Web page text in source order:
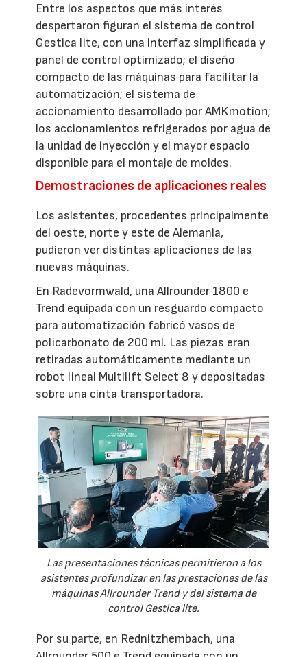
Entre los aspectos que más interés
despertaron figuran el sistema de control
Gestica lite, con una interfaz simplificada y
panel de control optimizado; el diseño
compacto de las máquinas para facilitar la
automatización; el sistema de
accionamiento desarrollado por AMKmotion;
los accionamientos refrigerados por agua de
la unidad de inyección y el mayor espacio
disponible para el montaje de moldes.
Demostraciones de aplicaciones reales
Los asistentes, procedentes principalmente
del oeste, norte y este de Alemania,
pudieron ver distintas aplicaciones de las
nuevas máquinas.
En Radevormwald, una Allrounder 1800 e
Trend equipada con un resguardo compacto
para automatización fabricó vasos de
policarbonato de 200 ml. Las piezas eran
retiradas automáticamente mediante un
robot lineal Multilift Select 8 y depositadas
sobre una cinta transportadora.
Las presentaciones técnicas permitieron a los
asistentes profundizar en las prestaciones de las
máquinas Allrounder Trend y del sistema de
control Gestica lite.
Por su parte, en Rednitzhembach, una